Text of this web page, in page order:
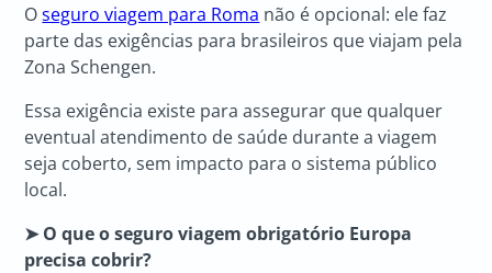
Oseguro viagem para Roma não é opcional: ele faz
parte das exigências para brasileiros que viajam pela
Zona Schengen.
Essa exigência existe para assegurar que qualquer
eventual atendimento de saúde durante a viagem
seja coberto, sem impacto para o sistema público
local.
➤ O que oseguro viagem obrigatório Europa
precisa cobrir?